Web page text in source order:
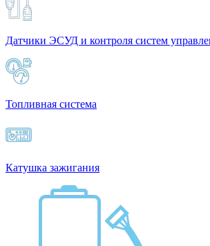
Датчики ЭСУД и контроля систем
Топливная система
Катушка зажигания